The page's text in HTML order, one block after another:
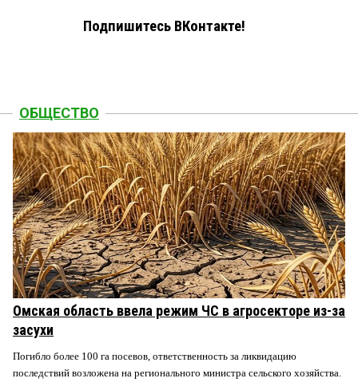
Подпишитесь ВКонтакте!
ОБЩЕСТВО
Омская область ввела режим ЧС в агросекторе из-за
засухи
Погибло более 100 га посевов, ответственность за ликвидацию
последствий возложена на регионального министра сельского хозяйства.